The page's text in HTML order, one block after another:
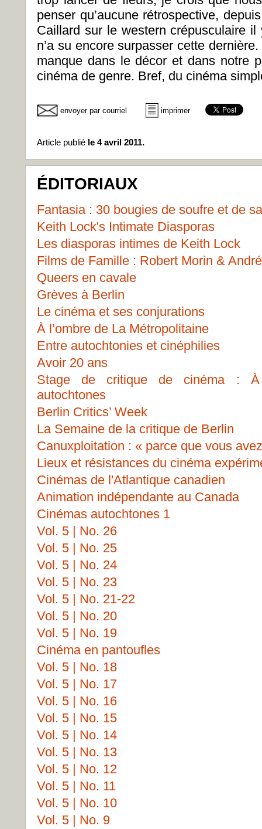
penser qu’aucune rétrospective,
Caillard sur le western crépusculaire
n’a su encore surpasser cette
manque dans le décor et dans notre
cinéma de genre. Bref, du cinéma
envoyer par courriel imprimer
Article publié le 4 avril 2011.
ÉDITORIAUX
Fantasia : 30 bougies de soufre et de
Keith Lock's Intimate Diasporas
Les diasporas intimes de Keith Lock
Films de Famille : Robert Morin &
Queers en cavale
Grèves à Berlin
Le cinéma et ses conjurations
À l’ombre de La Métropolitaine
Entre autochtonies et cinéphilies
Avoir 20 ans
Stage de critique de cinéma : À
autochtones
Berlin Critics’ Week
La Semaine de la critique de Berlin
Canuxploitation : « parce que vous
Lieux et résistances du cinéma
Cinémas de l'Atlantique canadien
Animation indépendante au Canada
Cinémas autochtones 1
Vol. 5 | No. 26
Vol. 5 | No. 25
Vol. 5 | No. 24
Vol. 5 | No. 23
Vol. 5 | No. 21-22
Vol. 5 | No. 20
Vol. 5 | No. 19
Cinéma en pantoufles
Vol. 5 | No. 18
Vol. 5 | No. 17
Vol. 5 | No. 16
Vol. 5 | No. 15
Vol. 5 | No. 14
Vol. 5 | No. 13
Vol. 5 | No. 12
Vol. 5 | No. 11
Vol. 5 | No. 10
Vol. 5 | No. 9